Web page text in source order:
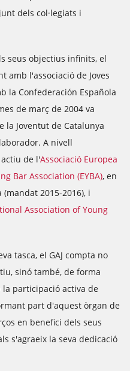
dels col·legiats i
seus objectius infinits, el
amb l'associació de Joves
la Confederación Española
de març de 2004 va
la Joventut de Catalunya
A nivell
actiu de l'Associació Europea
Bar Association (EYBA), en
2015-2016), i
Association of Young
tasca, el GAJ compta no
sinó també, de forma
participació activa de
part d'aquest òrgan de
en benefici dels seus
s'agraeix la seva dedicació